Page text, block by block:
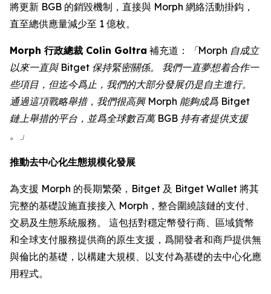
將更新 BGB 的銷毀機制，直接與 Morph 網絡活動掛鈎，
直至總供應量減少至 1 億枚。
Morph 行政總裁 Colin Goltra 補充道：
「Morph 自成立
以來一直與 Bitget 保持緊密關係。 我們一直夢想着合作一
些項目，但迄今爲止，我們的大部分發展仍是自主進行。
通過這項戰略舉措，我們很高興 Morph 能夠成爲 Bitget
鏈上舉措的平台，並爲全球數百萬 BGB 持有者提供支援
。」
推動去中心化生態規模化發展
為支援 Morph 的長期繁榮，Bitget 及 Bitget Wallet 將其
完整的基礎設施直接接入 Morph，整合圍繞該鏈的支付、
交易及生態系統服務。 這包括對穩定幣發行商、區域貨幣
和全球支付服務提供商的原生支援，爲開發者和商戶提供無
與倫比的基礎，以構建大規模、以支付為基礎的去中心化應
用程式。